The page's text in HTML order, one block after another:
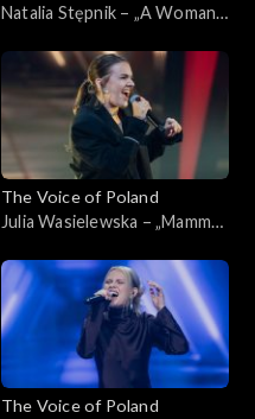
Natalia Stępnik – „A Woman's
Poland”, Nokaut, 1 listopada
2025
The Voice of Poland
Julia Wasielewska – „Mamma
Poland”, Nokaut, 1 listopada
2025
The Voice of Poland